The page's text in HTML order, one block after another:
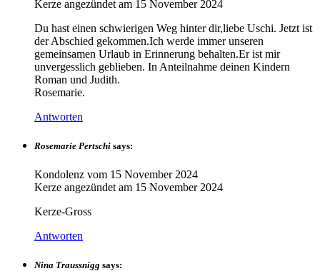
Kerze angezündet am 15 November 2024
Du hast einen schwierigen Weg hinter dir,liebe Uschi. Jetzt ist
der Abschied gekommen.Ich werde immer unseren
gemeinsamen Urlaub in Erinnerung behalten.Er ist mir
unvergesslich geblieben. In Anteilnahme deinen Kindern
Roman und Judith.
Rosemarie.
Antworten
Rosemarie Pertschi says:
Kondolenz vom 15 November 2024
Kerze angezündet am 15 November 2024
Kerze-Gross
Antworten
Nina Traussnigg says: